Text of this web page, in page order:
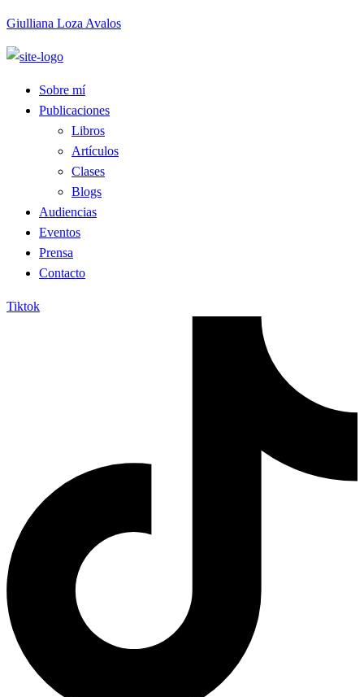
Giulliana Loza Avalos
Sobre mí
Publicaciones
Libros
Artículos
Clases
Blogs
Audiencias
Eventos
Prensa
Contacto
Tiktok